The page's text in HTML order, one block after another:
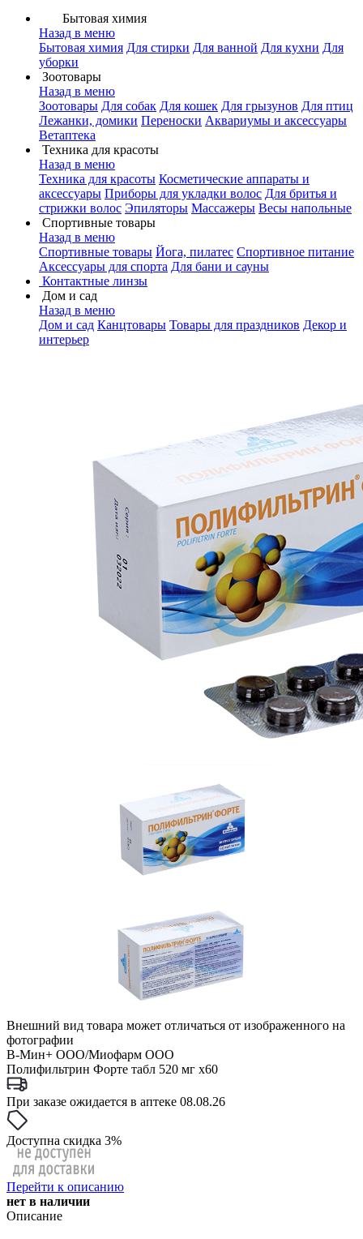
Бытовая химия
Назад в меню
Бытовая химия Для стирки Для ванной Для кухни Для
уборки
Зоотовары
Назад в меню
Зоотовары Для собак Для кошек Для грызунов Для птиц
Лежанки, домики Переноски Аквариумы и аксессуары
Ветаптека
Техника для красоты
Назад в меню
Техника для красоты Косметические аппараты и
аксессуары Приборы для укладки волос Для бритья и
стрижки волос Эпиляторы Массажеры Весы напольные
Спортивные товары
Назад в меню
Спортивные товары Йога, пилатес Спортивное питание
Аксессуары для спорта Для бани и сауны
Контактные линзы
Дом и сад
Назад в меню
Дом и сад Канцтовары Товары для праздников Декор и
интерьер
Внешний вид товара может отличаться от изображенного на
фотографии
В-Мин+ ООО/Миофарм ООО
Полифильтрин Форте табл 520 мг x60
При заказе ожидается в аптеке 08.08.26
Доступна скидка 3%
Перейти к описанию
нет в наличии
Описание